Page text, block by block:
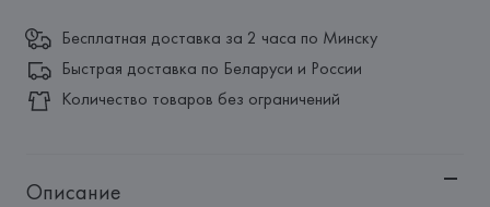
Бесплатная доставка за 2 часа по Минску
Быстрая доставка по Беларуси и России
Количество товаров без ограничений
Описание